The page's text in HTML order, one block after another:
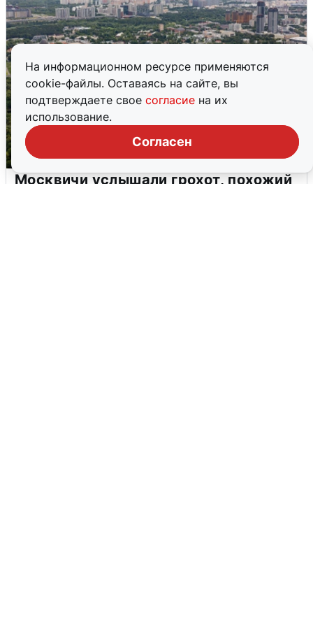
На информационном ресурсе применяются
cookie-файлы. Оставаясь на сайте, вы
подтверждаете свое согласие на их
использование.
Согласен
Москвичи услышали грохот, похожий